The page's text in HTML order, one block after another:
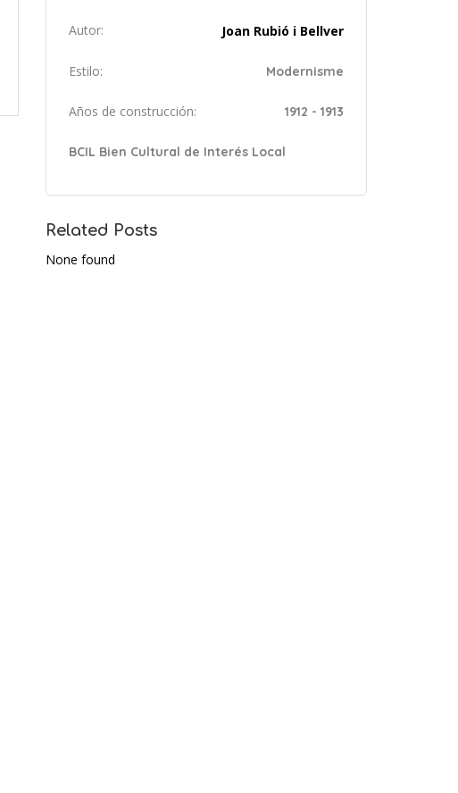
Autor: Joan Rubió i Bellver
Estilo: Modernisme
Años de construcción: 1912 - 1913
BCIL Bien Cultural de Interés Local
Related Posts
None found